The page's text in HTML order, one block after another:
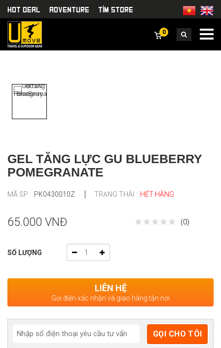
HOT DEAL Adventure TÌm Store
0
GEL TĂNG LỰC GU BLUEBERRY
POMEGRANATE
MÃ SP : PK0430010Z TRẠNG THÁI : HẾT HÀNG
65.000 VNĐ (0)
SỐ LƯỢNG
LIÊN HỆ
Gọi điện xác nhận và giao hàng tận nơi